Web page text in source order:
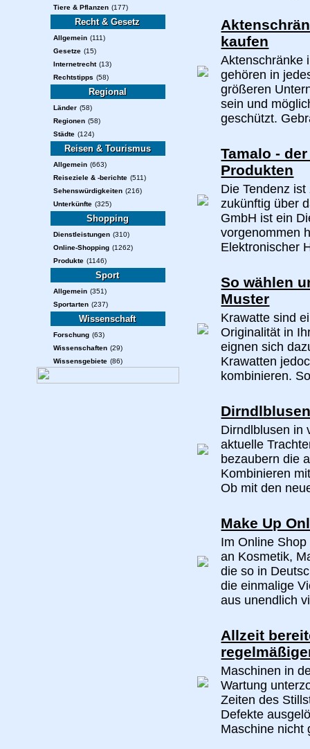
Tiere & Pflanzen (177)
Recht & Gesetz
Allgemein (111)
Gesetze (15)
Internetrecht (13)
Rechtstipps (58)
Regional
Länder (58)
Regionen (58)
Städte (124)
Reisen & Tourismus
Allgemein (663)
Reiseziele & -berichte (511)
Sehenswürdigkeiten (216)
Unterkünfte (325)
Shopping
Dienstleistungen (310)
Online-Shopping (1262)
Produkte (1146)
Sport
Allgemein (351)
Sportarten (237)
Wissenschaft
Forschung (63)
Wissenschaften (29)
Wissensgebiete (86)
kaufen
Aktenschränke
gehören in
größeren
sein und
geschützt.
Tamalo -
Produkten
Die Tendenz
zukünftig über
GmbH ist ein
vorgenommen
Elektronischer
So wählen
Muster
Krawatte sind
Originalität in
eignen sich
Krawatten
kombinieren.
Dirndlblusen in
aktuelle
bezaubern die
Kombinieren
Ob mit den
Make Up
Im Online
an Kosmetik,
die so in
die einmalige
aus unendlich
Allzeit
Maschinen in
Wartung
Zeiten des
Defekte
Maschine nicht